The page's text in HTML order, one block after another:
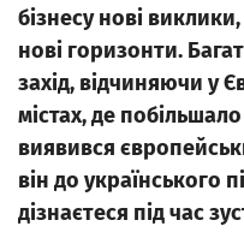
бізнесу нові
нові горизонти.
захід, відчиняючи у
містах, де
виявився
він до українського
дізнаєтеся під час